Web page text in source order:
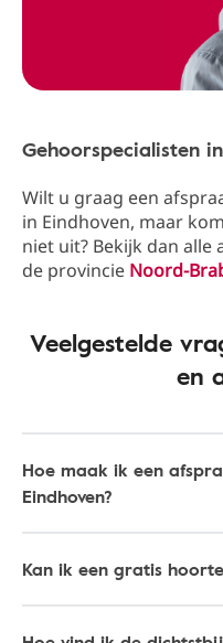
Gehoorspecialisten
Wilt u graag een
in Eindhoven, maar
niet uit? Bekijk dan alle
de provincie Noord-
Veelgestelde
en
Hoe maak ik een
Eindhoven?
Kan ik een gratis